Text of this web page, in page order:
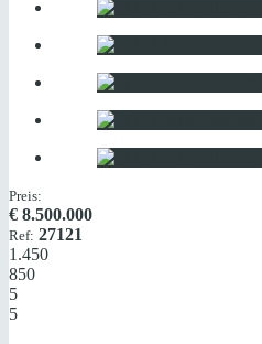
Preis:
€ 8.500.000
Ref: 27121
1.450
850
5
5